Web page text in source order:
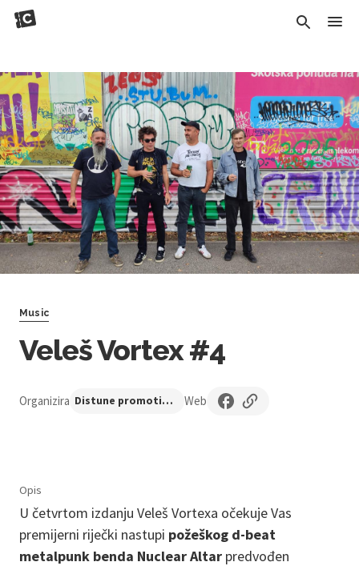
Music
Veleš Vortex #4
Organizira Distune promotion Web
Opis
U četvrtom izdanju Veleš Vortexa očekuje Vas
premijerni riječki nastupi požeškog d-beat
metalpunk benda Nuclear Altar predvođen